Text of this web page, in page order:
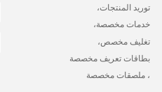
توريد المنتجات،
خدمات مخصصة،
تغليف مخصص،
بطاقات تعريف مخصصة
، ملصقات مخصصة